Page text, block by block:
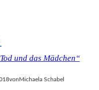
und das Mädchen“
vonMichaela Schabel